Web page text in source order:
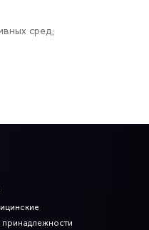
сред;
от грязи, запахов.
для автосервиса из
заказ на